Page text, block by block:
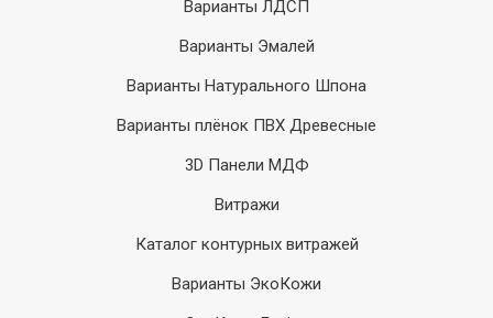
Варианты ЛДСП
Варианты Эмалей
Варианты Натурального Шпона
Варианты плёнок ПВХ Древесные
3D Панели МДФ
Витражи
Каталог контурных витражей
Варианты ЭкоКожи